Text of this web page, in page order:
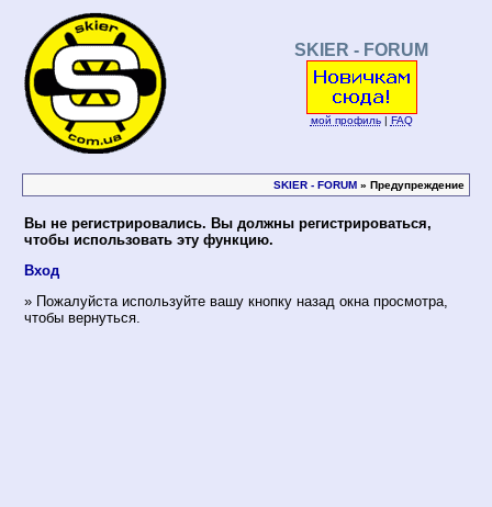
SKIER - FORUM
мой профиль| FAQ
SKIER - FORUM » Предупреждение
Вы не регистрировались. Вы должны регистрироваться,
чтобы использовать эту функцию.
Вход
» Пожалуйста используйте вашу кнопку назад окна просмотра,
чтобы вернуться.